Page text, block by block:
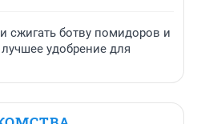
сжигать ботву помидоров и
удобрение для